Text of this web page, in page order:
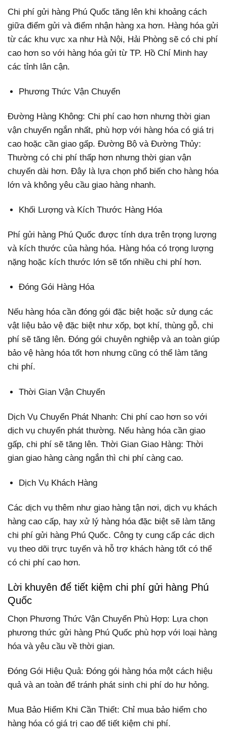
Chi phí gửi hàng Phú Quốc tăng lên khi khoảng cách
giữa điểm gửi và điểm nhận hàng xa hơn. Hàng hóa gửi
từ các khu vực xa như Hà Nội, Hải Phòng sẽ có chi phí
cao hơn so với hàng hóa gửi từ TP. Hồ Chí Minh hay
các tỉnh lân cận.
Phương Thức Vận Chuyển
Đường Hàng Không: Chi phí cao hơn nhưng thời gian
vận chuyển ngắn nhất, phù hợp với hàng hóa có giá trị
cao hoặc cần giao gấp. Đường Bộ và Đường Thủy:
Thường có chi phí thấp hơn nhưng thời gian vận
chuyển dài hơn. Đây là lựa chọn phổ biến cho hàng hóa
lớn và không yêu cầu giao hàng nhanh.
Khối Lượng và Kích Thước Hàng Hóa
Phí gửi hàng Phú Quốc được tính dựa trên trọng lượng
và kích thước của hàng hóa. Hàng hóa có trọng lượng
nặng hoặc kích thước lớn sẽ tốn nhiều chi phí hơn.
Đóng Gói Hàng Hóa
Nếu hàng hóa cần đóng gói đặc biệt hoặc sử dụng các
vật liệu bảo vệ đặc biệt như xốp, bọt khí, thùng gỗ, chi
phí sẽ tăng lên. Đóng gói chuyên nghiệp và an toàn giúp
bảo vệ hàng hóa tốt hơn nhưng cũng có thể làm tăng
chi phí.
Thời Gian Vận Chuyển
Dịch Vụ Chuyển Phát Nhanh: Chi phí cao hơn so với
dịch vụ chuyển phát thường. Nếu hàng hóa cần giao
gấp, chi phí sẽ tăng lên. Thời Gian Giao Hàng: Thời
gian giao hàng càng ngắn thì chi phí càng cao.
Dịch Vụ Khách Hàng
Các dịch vụ thêm như giao hàng tận nơi, dịch vụ khách
hàng cao cấp, hay xử lý hàng hóa đặc biệt sẽ làm tăng
chi phí gửi hàng Phú Quốc. Công ty cung cấp các dịch
vụ theo dõi trực tuyến và hỗ trợ khách hàng tốt có thể
có chi phí cao hơn.
Lời khuyên để tiết kiệm chi phí gửi hàng Phú
Quốc
Chọn Phương Thức Vận Chuyển Phù Hợp: Lựa chọn
phương thức gửi hàng Phú Quốc phù hợp với loại hàng
hóa và yêu cầu về thời gian.
Đóng Gói Hiệu Quả: Đóng gói hàng hóa một cách hiệu
quả và an toàn để tránh phát sinh chi phí do hư hỏng.
Mua Bảo Hiểm Khi Cần Thiết: Chỉ mua bảo hiểm cho
hàng hóa có giá trị cao để tiết kiệm chi phí.